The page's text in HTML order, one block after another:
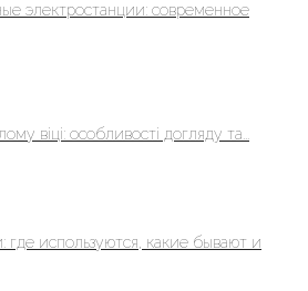
электростанции: современное
віці: особливості догляду та...
где используются, какие бывают и